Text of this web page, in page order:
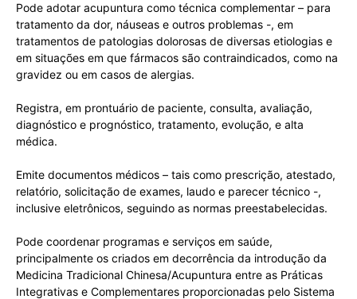
Pode adotar acupuntura como técnica complementar – para
tratamento da dor, náuseas e outros problemas -, em
tratamentos de patologias dolorosas de diversas etiologias e
em situações em que fármacos são contraindicados, como na
gravidez ou em casos de alergias.
Registra, em prontuário de paciente, consulta, avaliação,
diagnóstico e prognóstico, tratamento, evolução, e alta
médica.
Emite documentos médicos – tais como prescrição, atestado,
relatório, solicitação de exames, laudo e parecer técnico -,
inclusive eletrônicos, seguindo as normas preestabelecidas.
Pode coordenar programas e serviços em saúde,
principalmente os criados em decorrência da introdução da
Medicina Tradicional Chinesa/Acupuntura entre as Práticas
Integrativas e Complementares proporcionadas pelo Sistema